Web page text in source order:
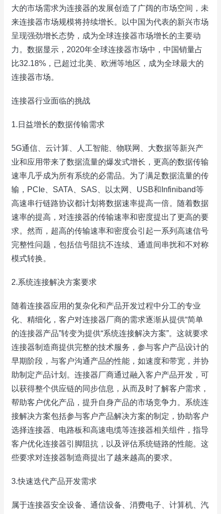
大的市场需求为连接器的发展创造了广阔的市场空间，未
来连接器市场规模将持续增长。以中国为代表的新兴市场
呈现强劲增长态势，成为全球连接器市场增长的主要动
力。数据显示，2020年全球连接器市场中，中国销量占
比32.18%，已超过北美、欧洲等地区，成为全球最大的
连接器市场。
连接器行业面临的挑战
1.日益增长的数据传输需求
5G通信、云计算、人工智能、物联网、大数据等新兴产
业和应用带来了数据流量的爆发式增长，更高的数据传输
速率几乎成为所有系统的必需品。为了满足数据流量的传
输，PCIe、SATA、SAS、以太网、USB和Infiniband等
高速串行链路协议都计划将数据速率提高一倍。随着数据
速率的提高，对连接器的传输速率和密度提出了更高的要
求。然而，超高的传输速率和密度会引起一系列高速信号
完整性问题，包括信号阻抗不连续、通道间串扰和不对称
模式转换。
2.系统连接解决方案要求
随着连接器应用的复杂化和产品开发过程中分工的专业
化、精细化，客户对连接器厂商的需求逐渐从提供“简单
的连接器产品”转变为提供“系统连接解决方案”。这就要求
连接器制造商提供完整的技术服务，参与客户产品设计的
早期阶段，与客户沟通产品的性能，如速度和带宽，并协
助制定产品计划。连接器厂商通过融入客户产品开发，可
以获得整个供应链的同步信息，从而及时了解客户需求，
帮助客户优化产品，提升自身产品的市场竞争力。系统连
接解决方案包括参与客户产品解决方案的制定，协助客户
选择连接器、电路板和高速电缆等连接器相关组件，指导
客户优化连接器引脚阻抗，以及评估系统链路的性能。这
些要求对连接器制造商提出了越来越高的要求。
3.快速迭代产品开发需求
属于连接器安全设备、通信设备、消费电子、计算机、汽